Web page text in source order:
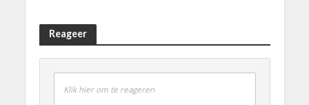
Reageer
Klik hier om te reageren